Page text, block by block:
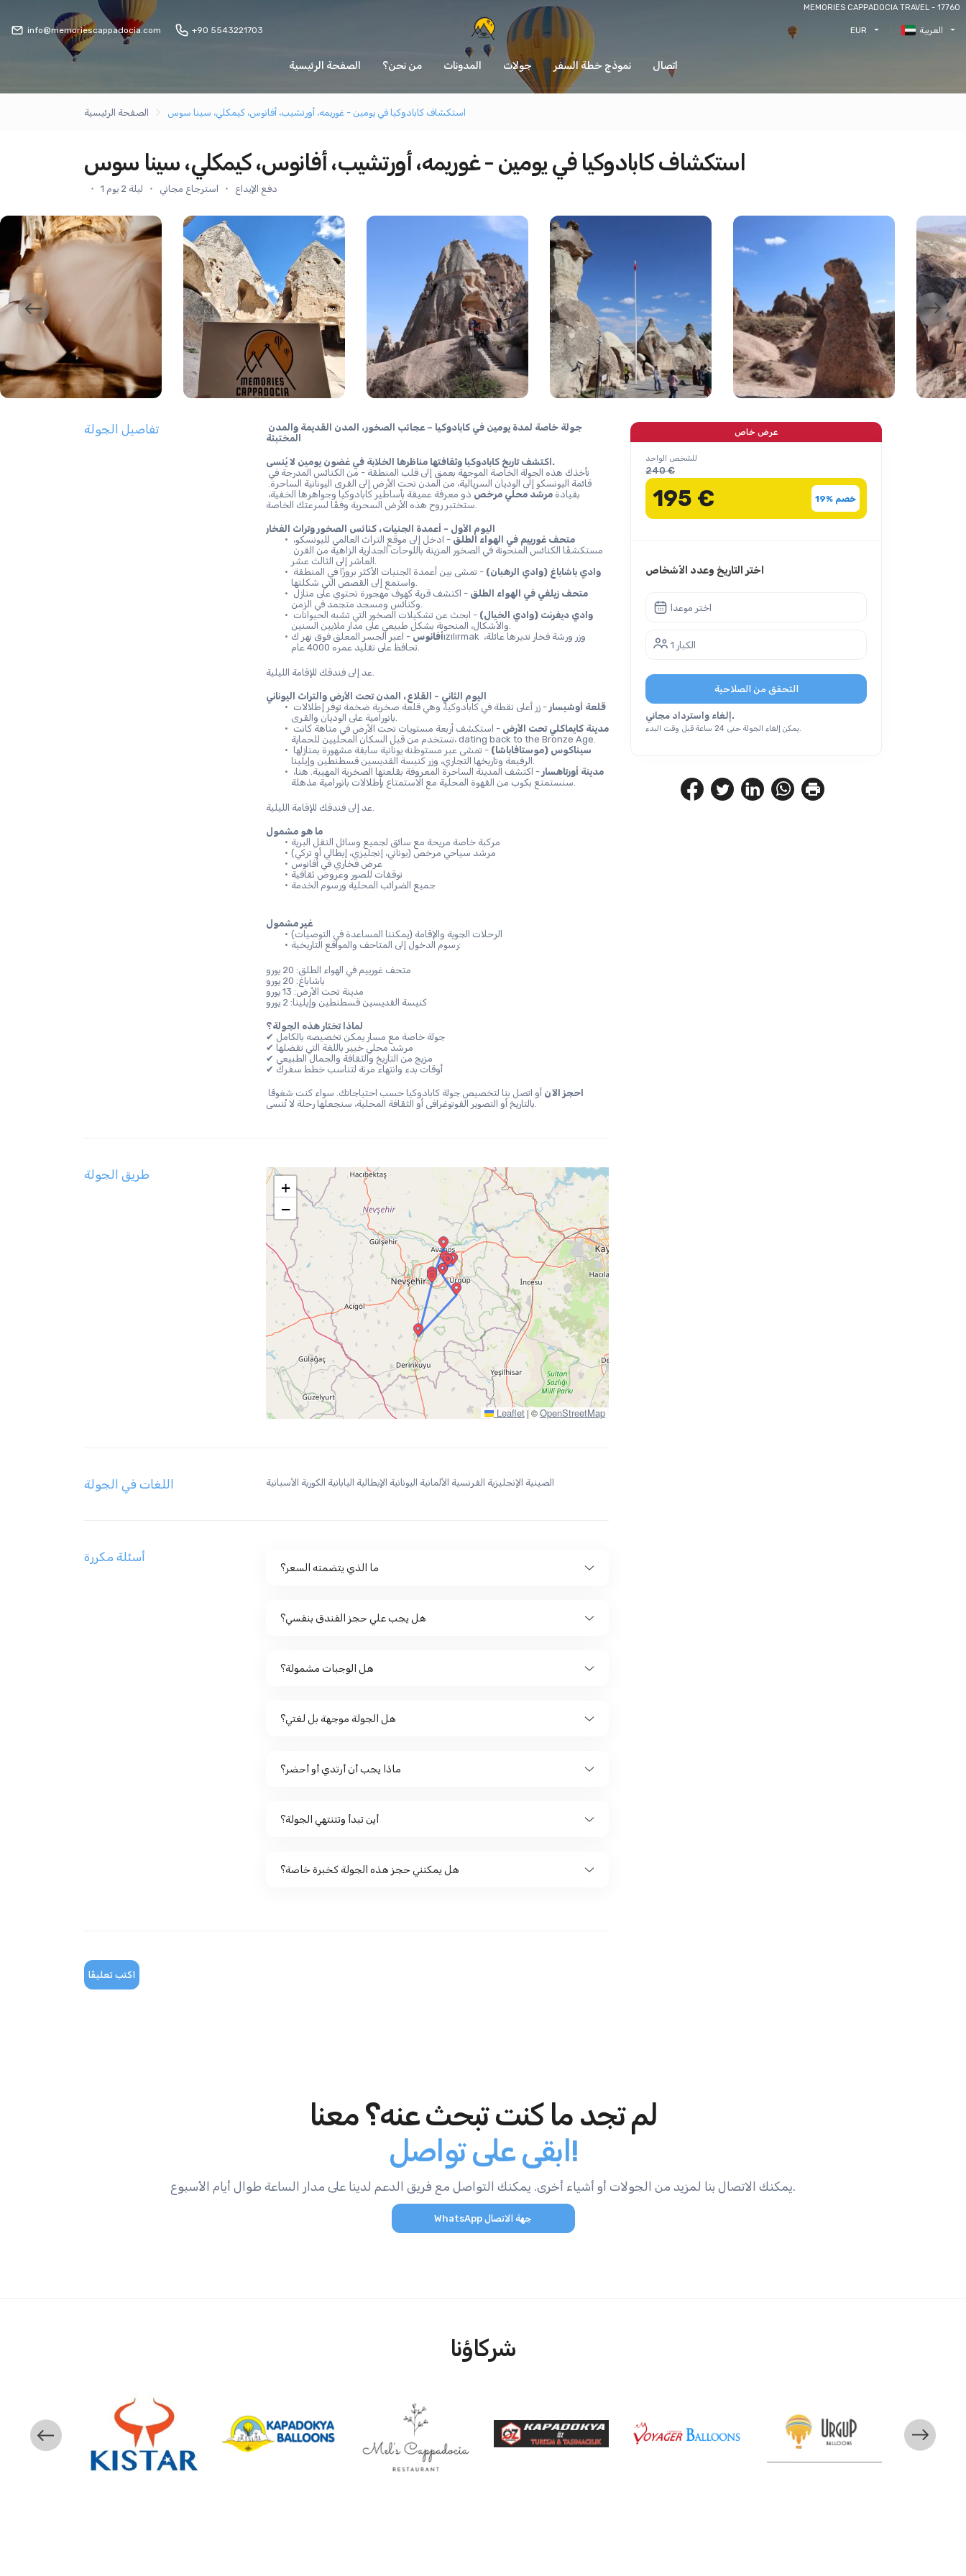
MEMORIES CAPPADOCIA TRAVEL - 17760
info@memoriescappadocia.com +90 5543221703 EUR العربية
الصفحة الرئيسية من نحن؟ المدونات جولات نموذج خطة السفر اتصال
الصفحة الرئيسية استكشاف كابادوكيا في يومين - غوريمه، أورتشيب، أفانوس، كيمكلي، سينا سوس
استكشاف كابادوكيا في يومين - غوريمه، أورتشيب، أفانوس، كيمكلي، سينا سوس
1 ليلة 2 يوم استرجاع مجاني دفع الإيداع
تفاصيل الجولة
المختبئة
اكتشف تاريخ كابادوكيا وثقافتها مناظرها الخلابة في غضون يومين لا يُنسى.
قائمة اليونسكو إلى الوديان السريالية، من المدن تحت الأرض إلى القرى اليونانية الساحرة.
بقيادة مرشد محلي مرخص
ستختبر روح هذه الأرض السحرية وفقًا لسرعتك الخاصة.
اليوم الأول - أعمدة الجنيات، كنائس الصخور وتراث الفخار
متحف غورييم في الهواء الطلق
العاشر إلى الثالث عشر.
وادي باشاباغ (وادي الرهبان)
واستمع إلى القصص التي شكلتها.
متحف زيلفي في الهواء الطلق
وكنائس ومسجد متجمد في الزمن.
وادي ديفرنت (وادي الخيال)
والأشكال، المنحوتة بشكل طبيعي على مدار ملايين السنين.
أفانوس - اعبر الجسر المعلق فوق نهر كızılırmak وزر ورشة فخار تديرها عائلة،
تحافظ على تقليد عمره 4000 عام.
عد إلى فندقك للإقامة الليلية.
اليوم الثاني - القلاع، المدن تحت الأرض والتراث اليوناني
قلعة أوشيسار
بانورامية على الوديان والقرى.
مدينة كايماكلي تحت الأرض
تستخدم من قبل السكان المحليين للحماية، dating back to the Bronze Age.
سيناكوس (موستافاباشا)
الرفيعة وتاريخها التجاري، وزر كنيسة القديسين قسطنطين وإيلينا.
مدينة أورتاهسار
سنستمتع بكوب من القهوة المحلية مع الاستمتاع بإطلالات بانورامية مذهلة.
عد إلى فندقك للإقامة الليلية.
ما هو مشمول
مركبة خاصة مريحة مع سائق لجميع وسائل النقل البرية
مرشد سياحي مرخص (يوناني، إنجليزي، إيطالي أو تركي)
عرض فخاري في أفانوس
توقفات للصور وعروض ثقافية
جميع الضرائب المحلية ورسوم الخدمة
غير مشمول
الرحلات الجوية والإقامة (يمكننا المساعدة في التوصيات)
رسوم الدخول إلى المتاحف والمواقع التاريخية:
متحف غورييم في الهواء الطلق: 20 يورو
باشاباغ: 20 يورو
مدينة تحت الأرض: 13 يورو
كنيسة القديسين قسطنطين وإيلينا: 2 يورو
لماذا تختار هذه الجولة؟
✔ جولة خاصة مع مسار يمكن تخصيصه بالكامل
✔ مرشد محلي خبير باللغة التي تفضلها
✔ مزيج من التاريخ والثقافة والجمال الطبيعي
✔ أوقات بدء وانتهاء مرنة لتناسب خطط سفرك
احجز الآن
بالتاريخ أو التصوير الفوتوغرافي أو الثقافة المحلية، سنجعلها رحلة لا تُنسى.
طريق الجولة
+
−
Leaflet | ©OpenStreetMap
اللغات في الجولة الصينية الإنجليزية الفرنسية الألمانية اليونانية الإيطالية اليابانية الكورية الأسبانية
أسئلة مكررة
ما الذي يتضمنه السعر؟
هل يجب علي حجز الفندق بنفسي؟
هل الوجبات مشمولة؟
هل الجولة موجهة بل لغتي؟
ماذا يجب أن أرتدي أو أحضر؟
أين تبدأ وتتنتهي الجولة؟
هل يمكنني حجز هذه الجولة كخبرة خاصة؟
اكتب تعليقًا
عرض خاص
للشخص الواحد
240 €
195 € خصم %19
اختر التاريخ وعدد الأشخاص
اختر موعدا
1 الكبار
التحقق من الصلاحية
إلغاء واسترداد مجاني.
يمكن إلغاء الجولة حتى 24 ساعة قبل وقت البدء.
لم تجد ما كنت تبحث عنه؟ معنا
ابقى على تواصل!
يمكنك الاتصال بنا لمزيد من الجولات أو أشياء أخرى. يمكنك التواصل مع فريق الدعم لدينا على مدار الساعة طوال أيام الأسبوع.
WhatsApp جهة الاتصال
شركاؤنا